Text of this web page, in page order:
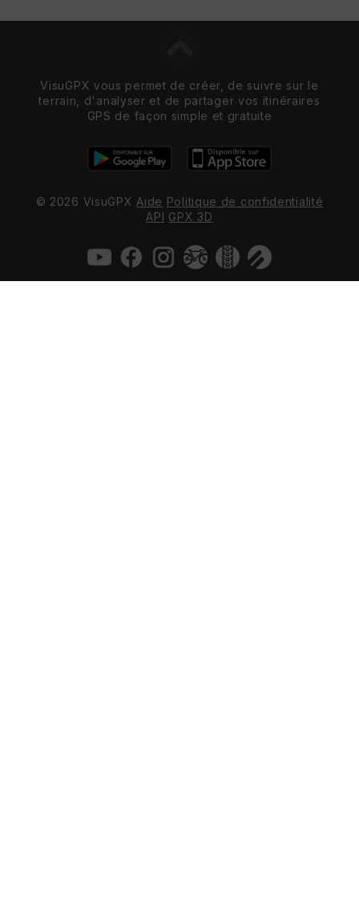
VisuGPX vous permet de créer, de suivre sur le
terrain, d'analyser et de partager vos itinéraires
GPS de façon simple et gratuite
© 2026 VisuGPX Aide Politique de confidentialité
API GPX 3D